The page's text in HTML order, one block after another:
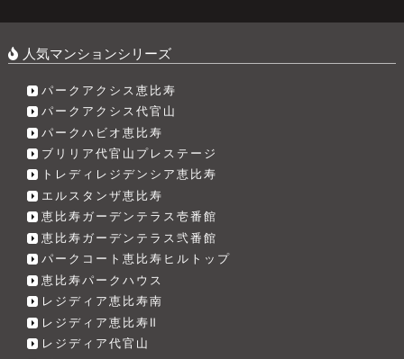
人気マンションシリーズ
パークアクシス恵比寿
パークアクシス代官山
パークハビオ恵比寿
ブリリア代官山プレステージ
トレディレジデンシア恵比寿
エルスタンザ恵比寿
恵比寿ガーデンテラス壱番館
恵比寿ガーデンテラス弐番館
パークコート恵比寿ヒルトップ
恵比寿パークハウス
レジディア恵比寿南
レジディア恵比寿Ⅱ
レジディア代官山